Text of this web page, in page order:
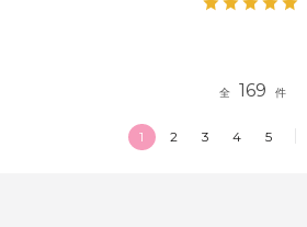
全 169 件
1 2 3 4 5